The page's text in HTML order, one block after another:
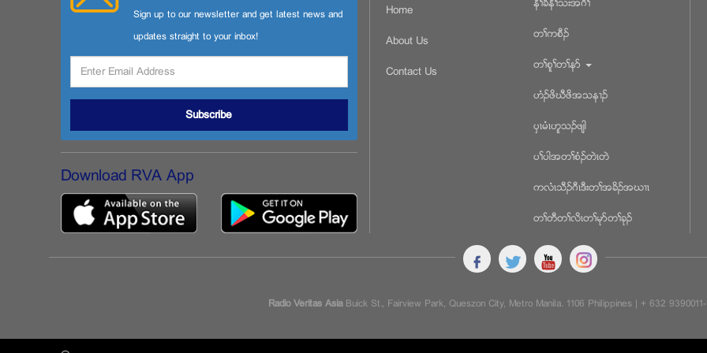
Sign up to our newsletter and get latest news and
updates straight to your inbox!
Subscribe
Download RVA App
Home
About Us
Contact Us
နီႈခိနီႈသးအဂီႈ
တႈကစီဥ
တႈစူႈတႈနဏ
ဟံဥဖိဃီဖိအသန႕ဥ
ပွၚမံၚဟူသဥဖ်ါ
ပႈပါအတႈစံဥတဲၚတဲ
ကလံၚသီဥဂီၚဒီးတႈအခိဥအဃ႕ၚ
တႈတီတႈလိၚတႈမုဏတႈခုဥ
Radio Veritas AsiaBuick St., Fairview Park, Queszon City, Metro Manila. 1106 Philippines | + 632